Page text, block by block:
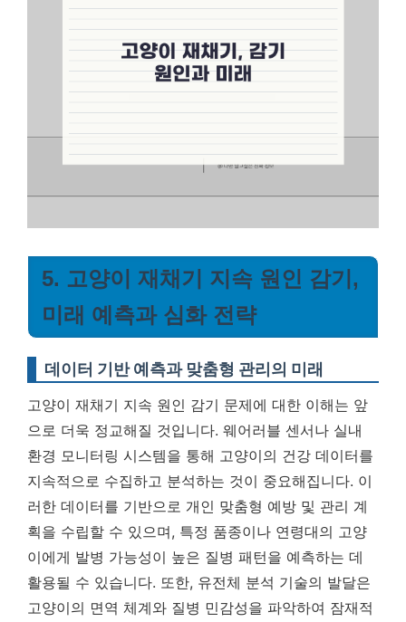
5. 고양이 재채기 지속 원인 감기,
미래 예측과 심화 전략
데이터 기반 예측과 맞춤형 관리의 미래
고양이 재채기 지속 원인 감기 문제에 대한 이해는 앞
으로 더욱 정교해질 것입니다. 웨어러블 센서나 실내
환경 모니터링 시스템을 통해 고양이의 건강 데이터를
지속적으로 수집하고 분석하는 것이 중요해집니다. 이
러한 데이터를 기반으로 개인 맞춤형 예방 및 관리 계
획을 수립할 수 있으며, 특정 품종이나 연령대의 고양
이에게 발병 가능성이 높은 질병 패턴을 예측하는 데
활용될 수 있습니다. 또한, 유전체 분석 기술의 발달은
고양이의 면역 체계와 질병 민감성을 파악하여 잠재적